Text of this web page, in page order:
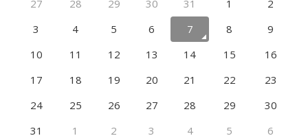
27
28 29 30 31 1
2
3
4 5 6 7 8
9
10
11 12 13 14 15
16
17
18 19 20 21 22
23
24
25 26 27 28 29
30
31
1 2 3 4 5 6